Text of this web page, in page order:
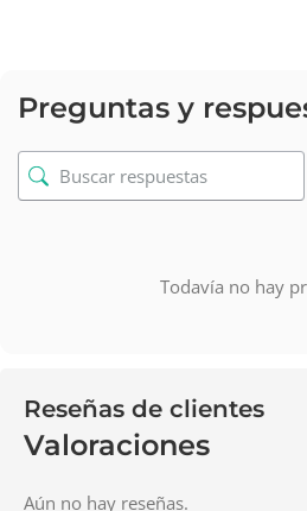
Preguntas y
Todavía no hay
Reseñas de clientes
Valoraciones
Aún no hay reseñas.